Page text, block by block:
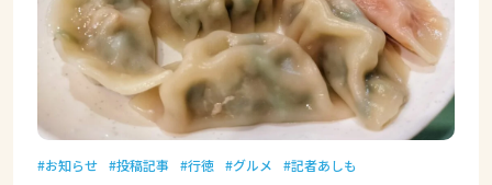
お知らせ 投稿記事 行徳 グルメ 記者あしも